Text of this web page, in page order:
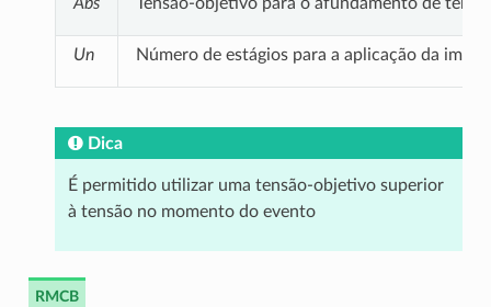
Un Número de estágios para a aplicação da
Dica
É permitido utilizar uma tensão-objetivo superior
à tensão no momento do evento
RMCB